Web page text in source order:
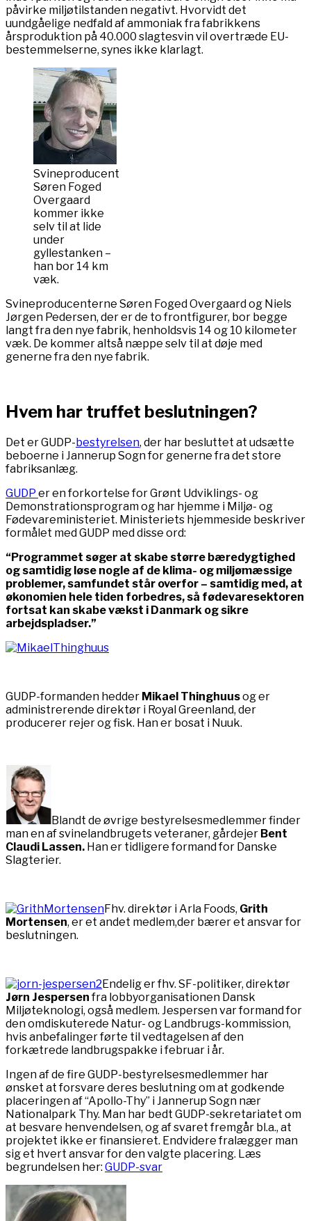
påvirke miljøtilstanden negativt. Hvorvidt det
uundgåelige nedfald af ammoniak fra fabrikkens
årsproduktion på 40.000 slagtesvin vil overtræde EU-
bestemmelserne, synes ikke klarlagt.
Svineproducent
Søren Foged
Overgaard
kommer ikke
selv til at lide
under
gyllestanken –
han bor 14 km
væk.
Svineproducenterne Søren Foged Overgaard og Niels
Jørgen Pedersen, der er de to frontfigurer, bor begge
langt fra den nye fabrik, henholdsvis 14 og 10 kilometer
væk. De kommer altså næppe selv til at døje med
generne fra den nye fabrik.
Hvem har truffet beslutningen?
Det er GUDP-bestyrelsen, der har besluttet at udsætte
beboerne i Jannerup Sogn for generne fra det store
fabriksanlæg.
GUDP er en forkortelse for Grønt Udviklings- og
Demonstrationsprogram og har hjemme i Miljø- og
Fødevareministeriet. Ministeriets hjemmeside beskriver
formålet med GUDP med disse ord:
“Programmet søger at skabe større bæredygtighed
og samtidig løse nogle af de klima- og miljømæssige
problemer, samfundet står overfor – samtidig med, at
økonomien hele tiden forbedres, så fødevaresektoren
fortsat kan skabe vækst i Danmark og sikre
arbejdspladser.”
GUDP-formanden hedder Mikael Thinghuusog er
administrerende direktør i Royal Greenland, der
producerer rejer og fisk. Han er bosat i Nuuk.
Blandt de øvrige bestyrelsesmedlemmer finder
man en af svinelandbrugets veteraner, gårdejer Bent
Claudi Lassen. Han er tidligere formand for Danske
Slagterier.
Fhv. direktør i Arla Foods, Grith
Mortensen, er et andet medlem,der bærer et ansvar for
beslutningen.
Endelig er fhv. SF-politiker, direktør
Jørn Jespersenfra lobbyorganisationen Dansk
Miljøteknologi, også medlem. Jespersen var formand for
den omdiskuterede Natur- og Landbrugs-kommission,
hvis anbefalinger førte til vedtagelsen af den
forkætrede landbrugspakke i februar i år.
Ingen af de fire GUDP-bestyrelsesmedlemmer har
ønsket at forsvare deres beslutning om at godkende
placeringen af “Apollo-Thy” i Jannerup Sogn nær
Nationalpark Thy. Man har bedt GUDP-sekretariatet om
at besvare henvendelsen, og af svaret fremgår bl.a., at
projektet ikke er finansieret. Endvidere fralægger man
sig et hvert ansvar for den valgte placering. Læs
begrundelsen her: GUDP-svar